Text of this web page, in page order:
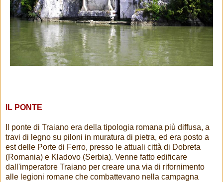
IL PONTE
Il ponte di Traiano era della tipologia romana più diffusa, a
travi di legno su piloni in muratura di pietra, ed era posto a
est delle Porte di Ferro, presso le attuali città di Dobreta
(Romania) e Kladovo (Serbia). Venne fatto edificare
dall'imperatore Traiano per creare una via di rifornimento
alle legioni romane che combattevano nella campagna